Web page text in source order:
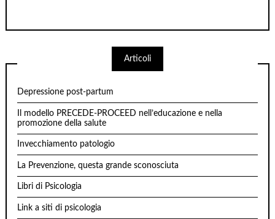
Articoli
Depressione post-partum
Il modello PRECEDE-PROCEED nell’educazione e nella
promozione della salute
Invecchiamento patologio
La Prevenzione, questa grande sconosciuta
Libri di Psicologia
Link a siti di psicologia